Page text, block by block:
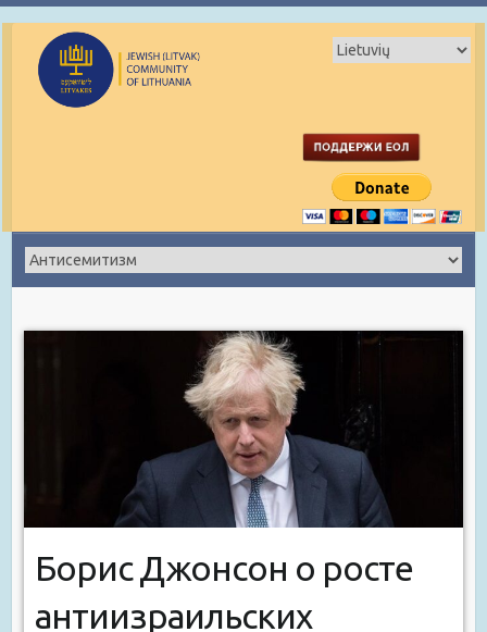
Борис Джонсон о росте
антиизраильских